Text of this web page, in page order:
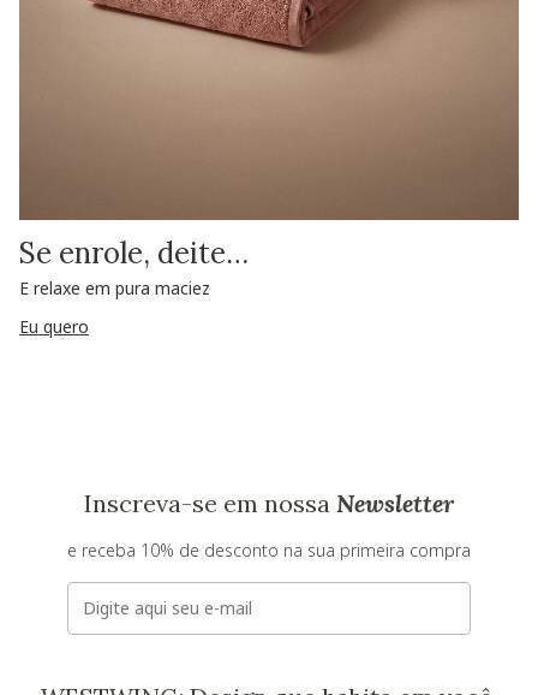
Se enrole, deite…
E relaxe em pura maciez
Eu quero
Inscreva-se em nossa Newsletter
e receba 10% de desconto na sua primeira compra
E-mail